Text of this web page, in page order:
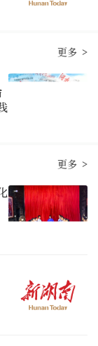
更多 >
更多 >